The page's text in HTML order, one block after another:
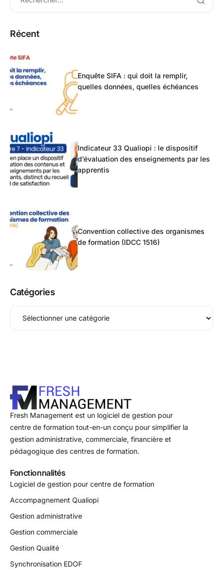
Récent
Enquête SIFA : qui doit la remplir,
quelles données, quelles échéances
Indicateur 33 Qualiopi : le dispositif
d’évaluation des enseignements par les
apprentis
Convention collective des organismes
de formation (IDCC 1516)
Catégories
Fresh Management est un logiciel de gestion pour
centre de formation tout-en-un conçu pour simplifier la
gestion administrative, commerciale, financière et
pédagogique des centres de formation.
Fonctionnalités
Logiciel de gestion pour centre de formation
Accompagnement Qualiopi
Gestion administrative
Gestion commerciale
Gestion Qualité
Synchronisation EDOF